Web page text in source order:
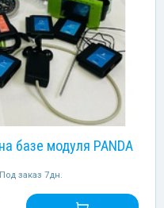
базе модуля PANDA
Под заказ 7дн.